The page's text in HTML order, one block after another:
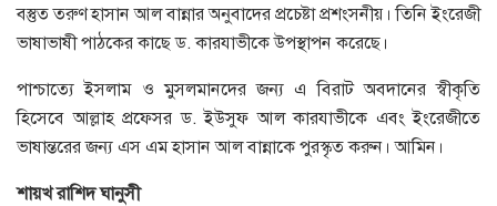
বস্তুত তরুণ হাসান আল বান্নার অনুবাদের প্রচেষ্টা প্রশংসনীয়। তিনি ইংরেজী
ভাষাভাষী পাঠকের কাছে ড. কারযাভীকে উপস্থাপন করেছে।
পাশ্চাত্যে ইসলাম ও মুসলমানদের জন্য এ বিরাট অবদানের স্বীকৃতি
হিসেবে আল্লাহ প্রফেসর ড. ইউসুফ আল কারযাভীকে এবং ইংরেজীতে
ভাষান্তরের জন্য এস এম হাসান আল বান্নাকে পুরস্কৃত করুন। আমিন।
শায়খরাশিদঘানুসী